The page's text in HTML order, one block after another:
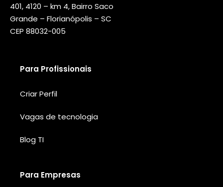
401, 4120 – km 4, Bairro Saco
Grande – Florianópolis – SC
CEP 88032-005
Para Profissionais
Criar Perfil
Vagas de tecnologia
Blog TI
Para Empresas